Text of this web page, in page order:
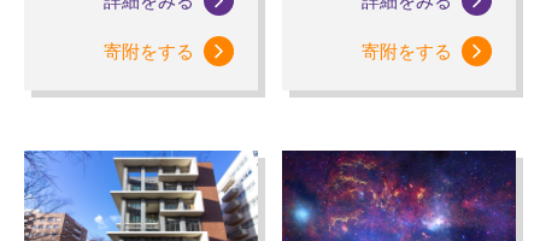
寄附をする 寄附をする